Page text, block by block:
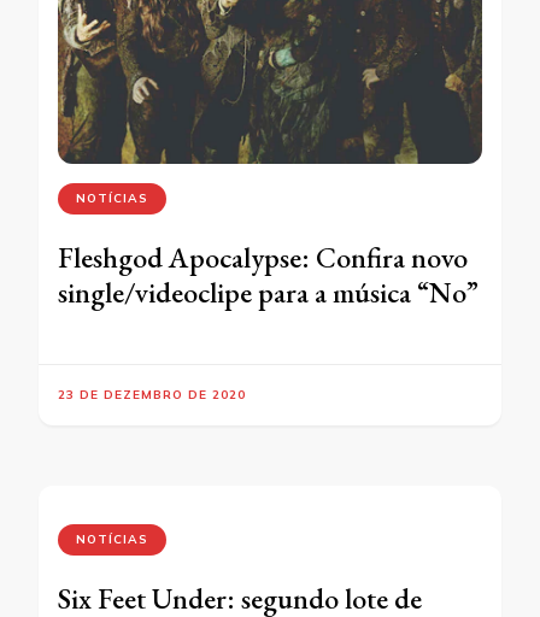
NOTÍCIAS
Fleshgod Apocalypse: Confira novo
single/videoclipe para a música “No”
23 DE DEZEMBRO DE 2020
NOTÍCIAS
Six Feet Under: segundo lote de